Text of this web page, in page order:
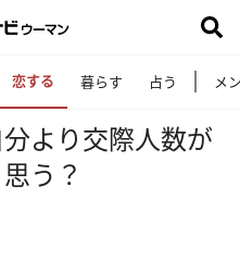
恋する 暮らす 占う メ
より交際人数が
う？